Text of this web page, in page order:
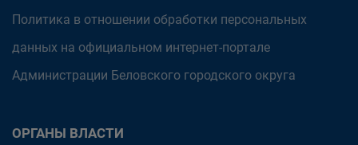
Политика в отношении обработки персональных
данных на официальном интернет-портале
Администрации Беловского городского округа
ОРГАНЫ ВЛАСТИ